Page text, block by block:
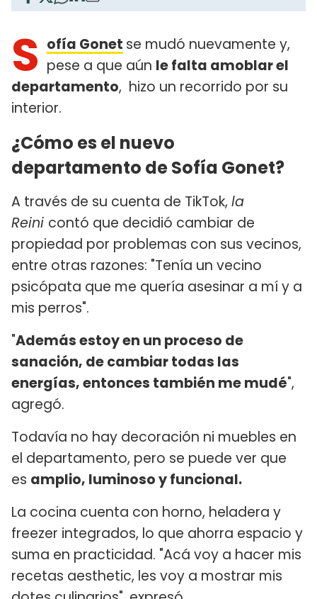
S ofía Gonet se mudó nuevamente y,
pese a que aún le falta amoblar el
departamento, hizo un recorrido por su
interior.
¿Cómo es el nuevo
departamento de Sofía Gonet?
A través de su cuenta de TikTok, la
Reini contó que decidió cambiar de
propiedad por problemas con sus vecinos,
entre otras razones: "Tenía un vecino
psicópata que me quería asesinar a mí y a
mis perros".
"Además estoy en un proceso de
sanación, de cambiar todas las
energías, entonces también me mudé",
agregó.
Todavía no hay decoración ni muebles en
el departamento, pero se puede ver que
es amplio, luminoso y funcional.
La cocina cuenta con horno, heladera y
freezer integrados, lo que ahorra espacio y
suma en practicidad. "Acá voy a hacer mis
recetas aesthetic, les voy a mostrar mis